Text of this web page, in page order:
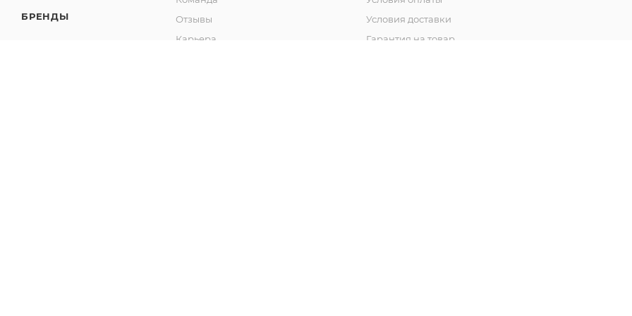
БРЕНДЫ
Отзывы
Карьера
Условия доставки
Гарантия на товар